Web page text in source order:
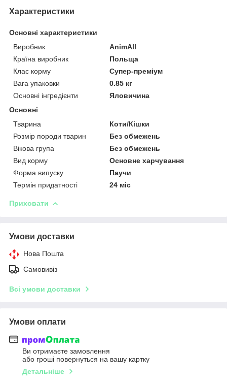
Характеристики
Основні характеристики
Виробник
AnimAll
Країна виробник
Польща
Клас корму
Супер-преміум
Вага упаковки
0.85 кг
Основні інгредієнти
Яловичина
Основні
Тварина
Коти/Кішки
Розмір породи тварин
Без обмежень
Вікова група
Без обмежень
Вид корму
Основне харчування
Форма випуску
Паучи
Термін придатності
24 міс
Приховати
Умови доставки
Нова Пошта
Самовивіз
Всі умови доставки
Умови оплати
Ви отримаєте замовлення
або гроші повернуться на вашу картку
Детальніше